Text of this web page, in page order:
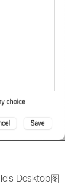
Desktop图